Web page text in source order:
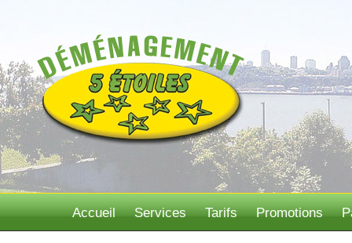
Accueil Services Tarifs Promotions